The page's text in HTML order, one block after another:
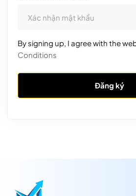
By signing up, I agree with the
Conditions
Đăng ký